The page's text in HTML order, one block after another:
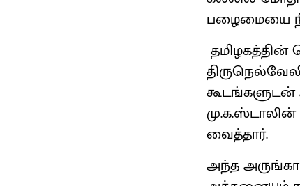
பழைமையை
கூடங்களுடன்
வைத்தார்.
அந்த